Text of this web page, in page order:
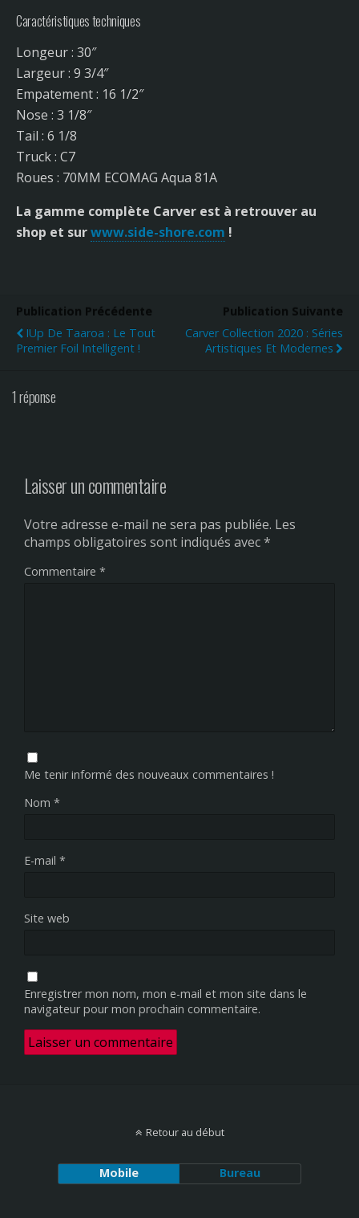
Caractéristiques techniques
Longeur : 30″
Largeur : 9 3/4″
Empatement : 16 1/2″
Nose : 3 1/8″
Tail : 6 1/8
Truck : C7
Roues : 70MM ECOMAG Aqua 81A
La gamme complète Carver est à retrouver au
shop et surwww.side-shore.com !
Publication Précédente
IUp De Taaroa : Le Tout
Premier Foil Intelligent !
Publication Suivante
Carver Collection 2020 : Séries
Artistiques Et Modernes
1 réponse
Laisser un commentaire
Votre adresse e-mail ne sera pas publiée. Les
champs obligatoires sont indiqués avec*
Commentaire *
Me tenir informé des nouveaux commentaires !
Nom *
E-mail *
Site web
Enregistrer mon nom, mon e-mail et mon site dans le
navigateur pour mon prochain commentaire.
Retour au début
Mobile Bureau